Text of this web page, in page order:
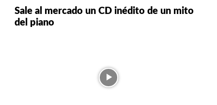
Sale al mercado un CD inédito de un mito
del piano